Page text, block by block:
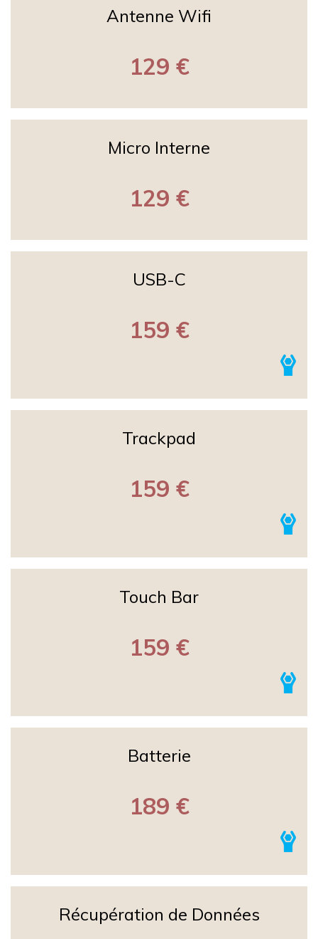
Antenne Wifi
129 €
Micro Interne
129 €
USB-C
159 €
Trackpad
159 €
Touch Bar
159 €
Batterie
189 €
Récupération de Données